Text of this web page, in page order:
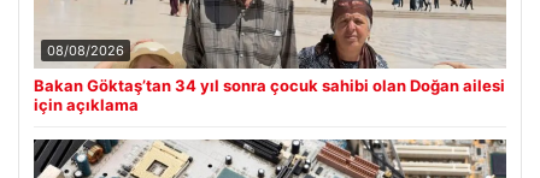
08/08/2026
Bakan Göktaş’tan 34 yıl sonra çocuk sahibi olan Doğan ailesi
için açıklama